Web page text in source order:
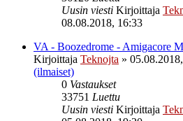
Uusin viesti Kirjoittaja
08.08.2018, 16:33
VA - Boozedrome - Amigacore
Kirjoittaja Teknojta »
(ilmaiset)
0 Vastaukset
33751 Luettu
Uusin viesti Kirjoittaja